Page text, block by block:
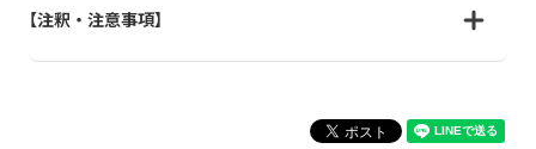
【注釈・注意事項】